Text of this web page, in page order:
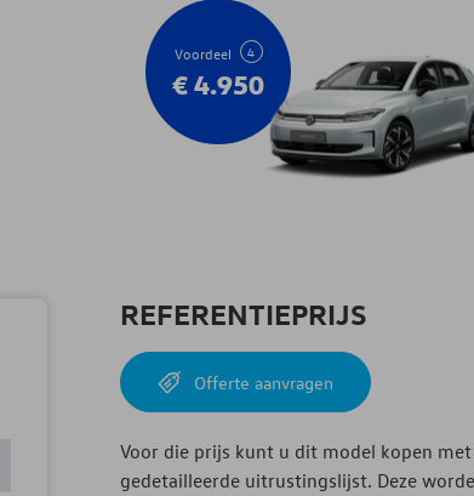
Voordeel 4
€4.950
REFERENTIEPRIJS
Offerte aanvragen
Voor die prijs kunt u dit model kopen met
gedetailleerde uitrustingslijst. Deze